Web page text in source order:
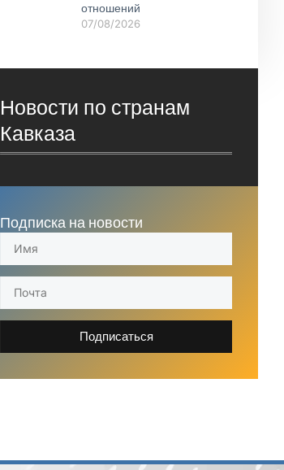
отношений
07/08/2026
Новости по странам
Кавказа
Подписка на новости
Подписаться